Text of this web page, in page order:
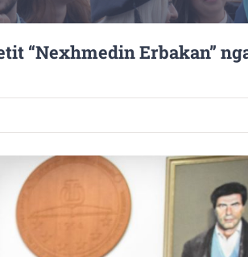
“Nexhmedin Erbakan”